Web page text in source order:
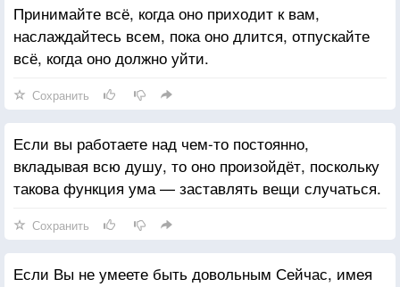
Принимайте всё, когда оно приходит к вам,
наслаждайтесь всем, пока оно длится, отпускайте
всё, когда оно должно уйти.
Сохранить
Если вы работаете над чем-то постоянно,
вкладывая всю душу, то оно произойдёт, поскольку
такова функция ума — заставлять вещи случаться.
Сохранить
Если Вы не умеете быть довольным Сейчас, имея